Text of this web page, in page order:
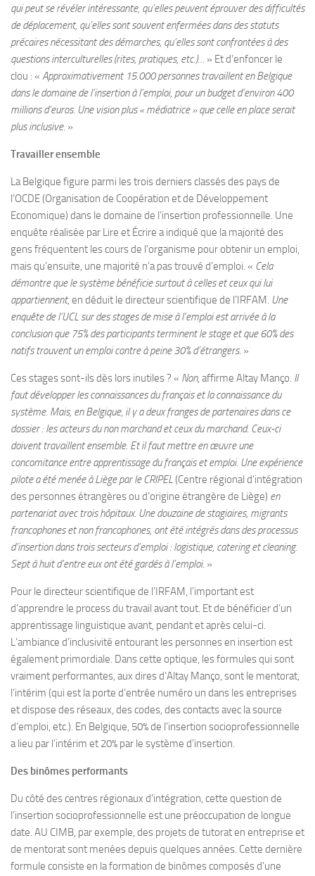
qui peut se révéler intéressante, qu’elles peuvent éprouver des difficultés
de déplacement, qu’elles sont souvent enfermées dans des statuts
précaires nécessitant des démarches, qu’elles sont confrontées à des
questions interculturelles (rites, pratiques, etc.)… » Et d’enfoncer le
clou : « Approximativement 15.000 personnes travaillent en Belgique
dans le domaine de l’insertion à l’emploi, pour un budget d’environ 400
millions d’euros. Une vision plus « médiatrice » que celle en place serait
plus inclusive. »
Travailler ensemble
La Belgique figure parmi les trois derniers classés des pays de
l’OCDE (Organisation de Coopération et de Développement
Economique) dans le domaine de l’insertion professionnelle. Une
enquête réalisée par Lire et Écrire a indiqué que la majorité des
gens fréquentent les cours de l’organisme pour obtenir un emploi,
mais qu’ensuite, une majorité n’a pas trouvé d’emploi. « Cela
démontre que le système bénéficie surtout à celles et ceux qui lui
appartiennent, en déduit le directeur scientifique de l’IRFAM. Une
enquête de l’UCL sur des stages de mise à l’emploi est arrivée à la
conclusion que 75% des participants terminent le stage et que 60% des
natifs trouvent un emploi contre à peine 30% d’étrangers. »
Ces stages sont-ils dès lors inutiles ? « Non, affirme Altay Manço. Il
faut développer les connaissances du français et la connaissance du
système. Mais, en Belgique, il y a deux franges de partenaires dans ce
dossier : les acteurs du non marchand et ceux du marchand. Ceux-ci
doivent travaillent ensemble. Et il faut mettre en œuvre une
concomitance entre apprentissage du français et emploi. Une expérience
pilote a été menée à Liège par le CRIPEL(Centre régional d’intégration
des personnes étrangères ou d’origine étrangère de Liège) en
partenariat avec trois hôpitaux. Une douzaine de stagiaires, migrants
francophones et non francophones, ont été intégrés dans des processus
d’insertion dans trois secteurs d’emploi : logistique, catering et cleaning.
Sept à huit d’entre eux ont été gardés à l’emploi. »
Pour le directeur scientifique de l’IRFAM, l’important est
d’apprendre le process du travail avant tout. Et de bénéficier d’un
apprentissage linguistique avant, pendant et après celui-ci.
L’ambiance d’inclusivité entourant les personnes en insertion est
également primordiale. Dans cette optique, les formules qui sont
vraiment performantes, aux dires d’Altay Manço, sont le mentorat,
l’intérim (qui est la porte d’entrée numéro un dans les entreprises
et dispose des réseaux, des codes, des contacts avec la source
d’emploi, etc.). En Belgique, 50% de l’insertion socioprofessionnelle
a lieu par l’intérim et 20% par le système d’insertion.
Des binômes performants
Du côté des centres régionaux d’intégration, cette question de
l’insertion socioprofessionnelle est une préoccupation de longue
date. AU CIMB, par exemple, des projets de tutorat en entreprise et
de mentorat sont menées depuis quelques années. Cette dernière
formule consiste en la formation de binômes composés d’une